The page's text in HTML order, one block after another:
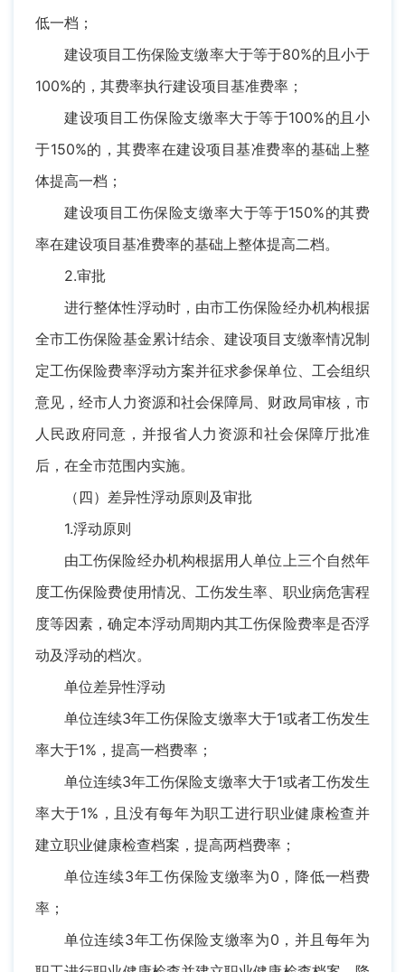
低一档；
建设项目工伤保险支缴率大于等于80%的且小于
100%的，其费率执行建设项目基准费率；
建设项目工伤保险支缴率大于等于100%的且小
于150%的，其费率在建设项目基准费率的基础上整
体提高一档；
建设项目工伤保险支缴率大于等于150%的其费
率在建设项目基准费率的基础上整体提高二档。
2.审批
进行整体性浮动时，由市工伤保险经办机构根据
全市工伤保险基金累计结余、建设项目支缴率情况制
定工伤保险费率浮动方案并征求参保单位、工会组织
意见，经市人力资源和社会保障局、财政局审核，市
人民政府同意，并报省人力资源和社会保障厅批准
后，在全市范围内实施。
（四）差异性浮动原则及审批
1.浮动原则
由工伤保险经办机构根据用人单位上三个自然年
度工伤保险费使用情况、工伤发生率、职业病危害程
度等因素，确定本浮动周期内其工伤保险费率是否浮
动及浮动的档次。
单位差异性浮动
单位连续3年工伤保险支缴率大于1或者工伤发生
率大于1%，提高一档费率；
单位连续3年工伤保险支缴率大于1或者工伤发生
率大于1%，且没有每年为职工进行职业健康检查并
建立职业健康检查档案，提高两档费率；
单位连续3年工伤保险支缴率为0，降低一档费
率；
单位连续3年工伤保险支缴率为0，并且每年为